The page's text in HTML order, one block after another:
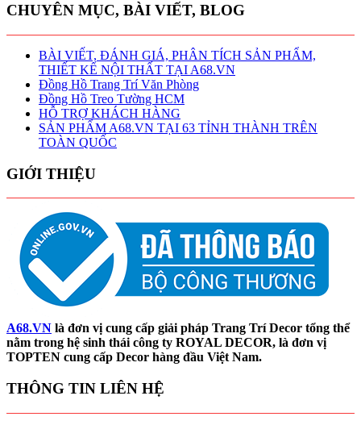
CHUYÊN MỤC, BÀI VIẾT, BLOG
BÀI VIẾT, ĐÁNH GIÁ, PHÂN TÍCH SẢN PHẨM,
THIẾT KẾ NỘI THẤT TẠI A68.VN
Đồng Hồ Trang Trí Văn Phòng
Đồng Hồ Treo Tường HCM
HỖ TRỢ KHÁCH HÀNG
SẢN PHẨM A68.VN TẠI 63 TỈNH THÀNH TRÊN
TOÀN QUỐC
GIỚI THIỆU
A68.VN là đơn vị cung cấp giải pháp Trang Trí Decor tổng thể
nằm trong hệ sinh thái công ty ROYAL DECOR, là đơn vị
TOPTEN cung cấp Decor hàng đầu Việt Nam.
THÔNG TIN LIÊN HỆ